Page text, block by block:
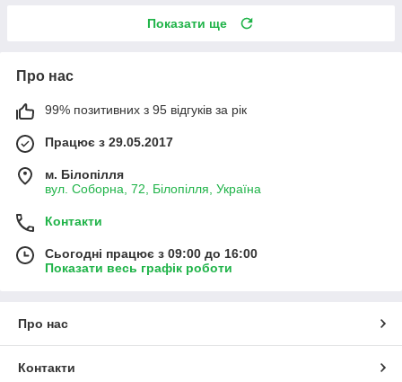
Показати ще
Про нас
99% позитивних з 95 відгуків за рік
Працює з 29.05.2017
м. Білопілля
вул. Соборна, 72, Білопілля, Україна
Контакти
Сьогодні працює з 09:00 до 16:00
Показати весь графік роботи
Про нас
Контакти